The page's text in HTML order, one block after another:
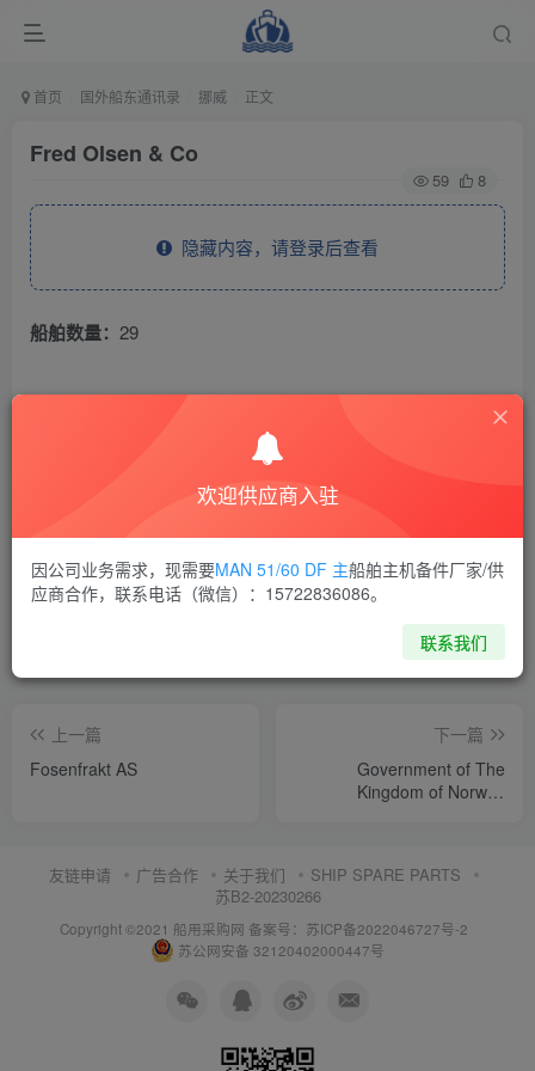
首页 国外船东通讯录 挪威 正文
Fred Olsen & Co
59 8
隐藏内容，请登录后查看
船舶数量： 29
THE END
喜欢就支持一下吧
上一篇
Fosenfrakt AS
下一篇
Government of The
Kingdom of Norway
友链申请 广告合作 关于我们
SHIP SPARE PARTS
苏B2-20230266
Copyright ©2021 船用采购网 备案号：苏ICP备2022046727号-2
苏公网安备 32120402000447号
欢迎供应商入驻
因公司业务需求，现需要MAN 51/60 DF 主船舶主机备件厂家/供
应商合作，联系电话（微信）：15722836086。
联系我们